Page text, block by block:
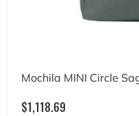
Mochila MINI Circle
$1,118.69